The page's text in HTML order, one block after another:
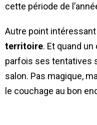
cette période de
Autre point
territoire. Et quand un
parfois ses tentatives
salon. Pas magique,
le couchage au bon